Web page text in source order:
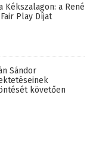
a René
Play Díjat
Sándor
követően